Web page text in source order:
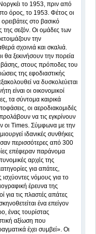
Νοργκέι το 1953, πριν από
όρος, το 1953. Φέτος οι
στο βασικό
της σεζόν. Οι ομάδες των
την
σχοινιά και σκαλιά.
θα ξεκινήσουν την πορεία
στους πρόποδες του
της εφοδιαστικής
να δυσκολεύεται
είναι οι οικονομικοί
τα σύντομα καιρικά
οι αεροδιακομιδές
να τις εγκρίνουν
οι Times. Σύμφωνα με την
ιδανικές συνθήκες
περισσότερες από 300
επέφεραν παράνομα
αρχές της
για απάτες,
ισχύοντες νόμους για το
έρευνα της
για τις πλαστές απάτες
ένα επείγον
ένας τουρίστας
αξίωση που
έχει συμβεί». Οι